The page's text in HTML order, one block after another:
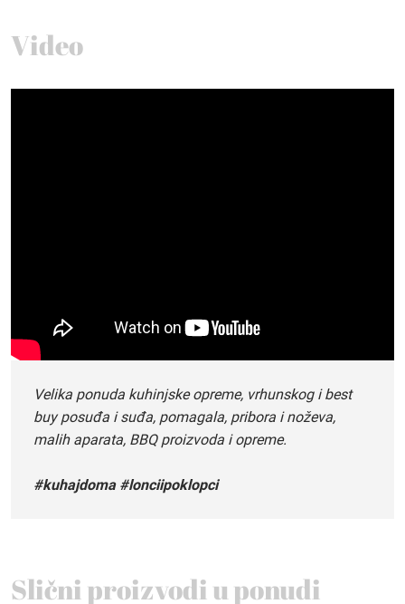
Video
Velika ponuda kuhinjske opreme, vrhunskog i best
buy posuđa i suđa, pomagala, pribora i noževa,
malih aparata, BBQ proizvoda i opreme.
#kuhajdoma #lonciipoklopci
Slični proizvodi u ponudi